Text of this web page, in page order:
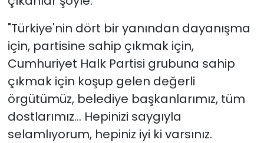
"Türkiye'nin dört bir yanından dayanışma
için, partisine sahip çıkmak için,
Cumhuriyet Halk Partisi grubuna sahip
çıkmak için koşup gelen değerli
örgütümüz, belediye başkanlarımız, tüm
dostlarımız... Hepinizi saygıyla
selamlıyorum, hepiniz iyi ki varsınız.